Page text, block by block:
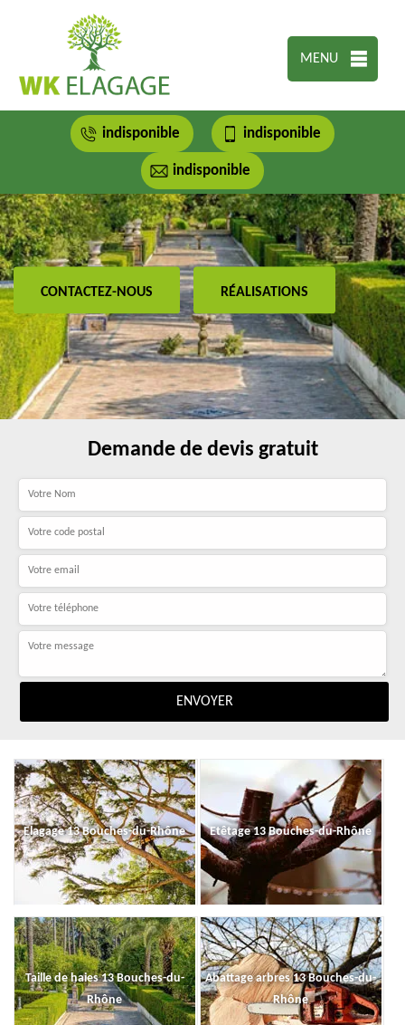
MENU
indisponible indisponible
indisponible
CONTACTEZ-NOUS RÉALISATIONS
Demande de devis gratuit
Elagage 13 Bouches-du-Rhône Etêtage 13 Bouches-du-Rhône
Taille de haies 13 Bouches-du-
Rhône
Abattage arbres 13 Bouches-du-
Rhône